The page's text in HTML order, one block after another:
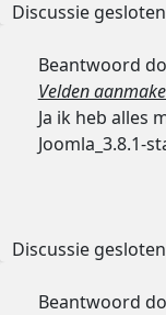
Discussie
Beantwoord
Velden
Ja ik heb alles
Joomla_3.8.1-
Discussie
Beantwoord